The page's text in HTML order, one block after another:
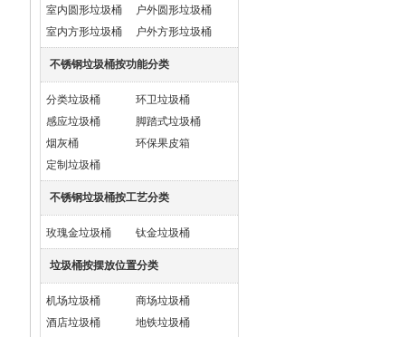
室内圆形垃圾桶
户外圆形垃圾桶
室内方形垃圾桶
户外方形垃圾桶
不锈钢垃圾桶按功能分类
分类垃圾桶
环卫垃圾桶
感应垃圾桶
脚踏式垃圾桶
烟灰桶
环保果皮箱
定制垃圾桶
不锈钢垃圾桶按工艺分类
玫瑰金垃圾桶 钛金垃圾桶
垃圾桶按摆放位置分类
机场垃圾桶
商场垃圾桶
酒店垃圾桶
地铁垃圾桶